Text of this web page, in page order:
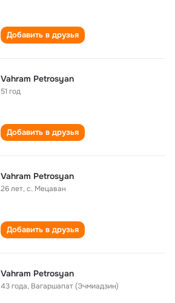
Добавить в друзья
Vahram Petrosyan
51 год
Добавить в друзья
Vahram Petrosyan
26 лет,с. Мецаван
Добавить в друзья
Vahram Petrosyan
43 года, Вагаршапат (Эчмиадзин)